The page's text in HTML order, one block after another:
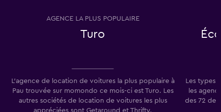
AGENCE LA PLUS POPULAIRE
Turo
L'agence de location de voitures la plus populaire à
Pau trouvée sur momondo ce mois-ci est Turo. Les
autres sociétés de location de voitures les plus
appréciées sont Getaround et Thrifty.
Les types
les
des 72